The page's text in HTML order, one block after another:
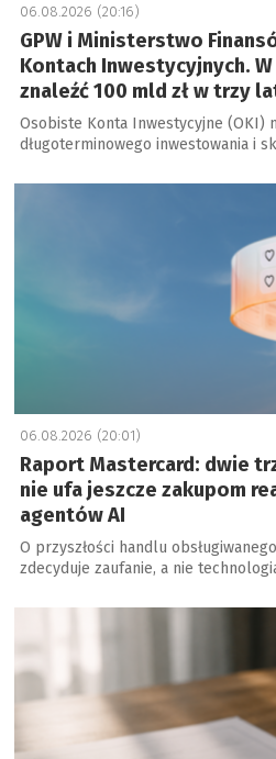
06.08.2026 (20:16)
GPW i Ministerstwo
Kontach Inwestycyjnych.
znaleźć 100 mld zł w trzy
Osobiste Konta Inwestycyjne (OKI)
długoterminowego inwestowania i
a
06.08.2026 (20:01)
Raport Mastercard: dwie
nie ufa jeszcze zakupom
agentów AI
O przyszłości handlu
zdecyduje zaufanie, a nie
a